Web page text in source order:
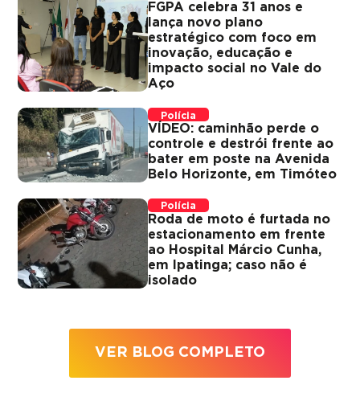
FGPA celebra 31 anos e
lança novo plano
estratégico com foco em
inovação, educação e
impacto social no Vale do
Aço
Polícia
VÍDEO: caminhão perde o
controle e destrói frente ao
bater em poste na Avenida
Belo Horizonte, em Timóteo
Polícia
Roda de moto é furtada no
estacionamento em frente
ao Hospital Márcio Cunha,
em Ipatinga; caso não é
isolado
VER BLOG COMPLETO